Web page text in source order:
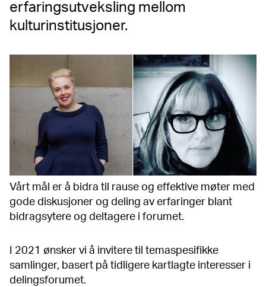
erfaringsutveksling mellom
kulturinstitusjoner.
Vårt mål er å bidra til rause og effektive møter med
gode diskusjoner og deling av erfaringer blant
bidragsytere og deltagere i forumet.
I 2021 ønsker vi å invitere til temaspesifikke
samlinger, basert på tidligere kartlagte interesser i
delingsforumet.